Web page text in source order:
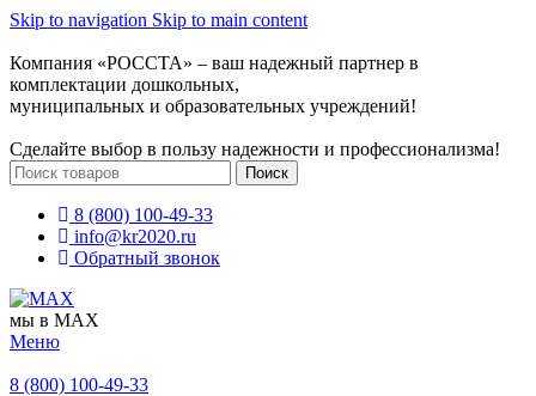
Skip to navigation Skip to main content
Компания «РОССТА» – ваш надежный партнер в
комплектации дошкольных,
муниципальных и образовательных учреждений!
Сделайте выбор в пользу надежности и профессионализма!
Поиск
8 (800) 100-49-33
info@kr2020.ru
Обратный звонок
мы в MAX
Меню
8 (800) 100-49-33